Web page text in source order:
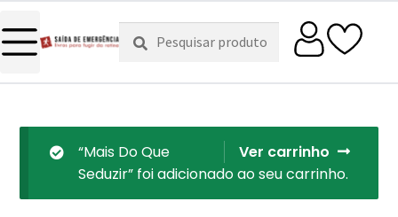
Pesquisar
por:
Pesquisa
Ver carrinho
“Mais Do Que
Seduzir” foi adicionado ao seu carrinho.